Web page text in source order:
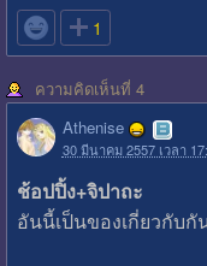
 1
ความคิดเห็นที่ 4
Athenise
30 มีนาคม 2557 เวลา
ช้อปปิ้ง+จิปาถะ
อันนี้เป็นของเกี่ยวกับ